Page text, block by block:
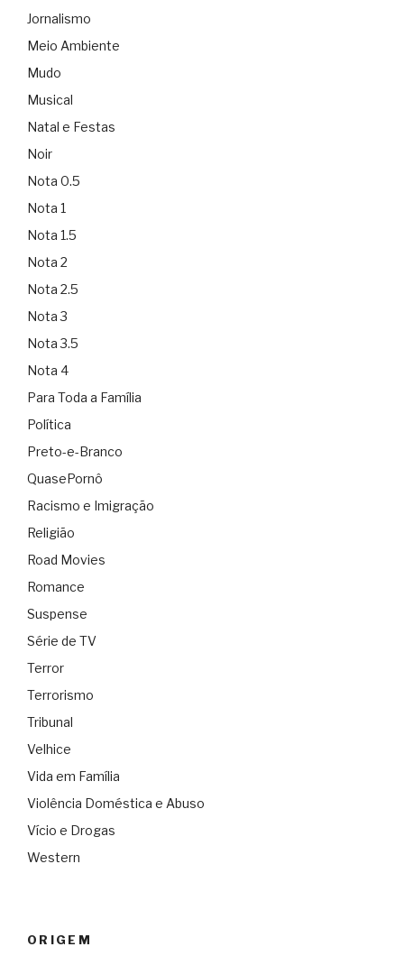
Jornalismo
Meio Ambiente
Mudo
Musical
Natal e Festas
Noir
Nota 0.5
Nota 1
Nota 1.5
Nota 2
Nota 2.5
Nota 3
Nota 3.5
Nota 4
Para Toda a Família
Política
Preto-e-Branco
QuasePornô
Racismo e Imigração
Religião
Road Movies
Romance
Suspense
Série de TV
Terror
Terrorismo
Tribunal
Velhice
Vida em Família
Violência Doméstica e Abuso
Vício e Drogas
Western
ORIGEM